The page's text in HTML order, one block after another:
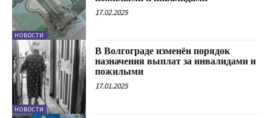
НОВОСТИ
17.02.2025
НОВОСТИ
В Волгограде изменён порядок
назначения выплат за инвалидами и
пожилыми
17.01.2025